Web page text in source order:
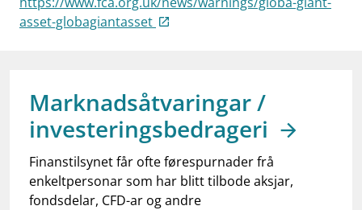
work_outlineJobb hos oss
asset-globagiantasset
Marknadsåtvaringar /
investeringsbedrageri
Finanstilsynet får ofte førespurnader frå
enkeltpersonar som har blitt tilbode aksjar,
fondsdelar, CFD-ar og andre